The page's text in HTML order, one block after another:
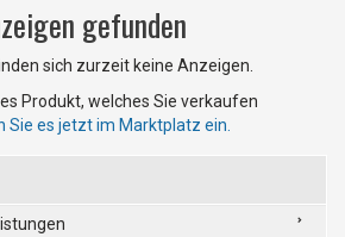
gefunden
sich zurzeit keine Anzeigen.
Produkt, welches Sie verkaufen
Sie es jetzt im Marktplatz ein.